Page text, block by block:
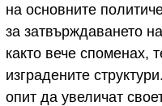
на основните
за затвърждаването
както вече споменах,
изградените
опит да увеличат